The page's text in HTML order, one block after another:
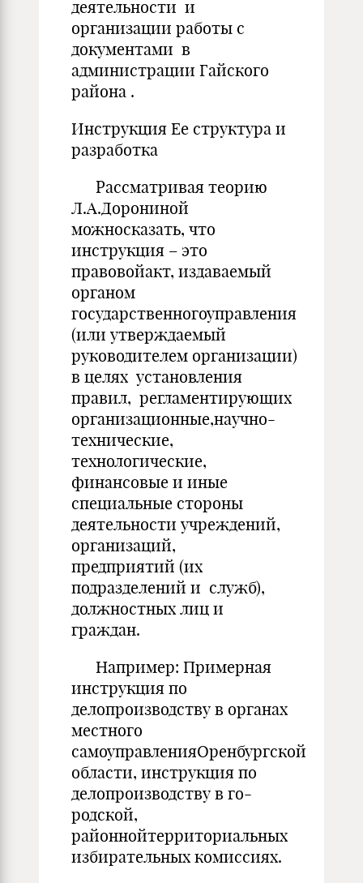
деятельности и
организации работы с
документами в
администрации Гайского
района .
Инструкция Ее структура и
разработка
Рассматривая теорию
Л.А.Дорониной
можносказать, что
инструкция – это
правовойакт, издаваемый
органом
государственногоуправления
(или утверждаемый
руководителем организации)
в целях установления
правил, регламентирующих
организационные,научно-
технические,
технологические,
финансовые и иные
специальные стороны
деятельности учреждений,
организаций,
предприятий (их
подразделений и служб),
должностных лиц и
граждан.
Например: Примерная
инструкция по
делопроизводству в органах
местного
самоуправленияОренбургской
области, инструкция по
делопроизводству в го-
родской,
районнойтерриториальных
избирательных комиссиях.